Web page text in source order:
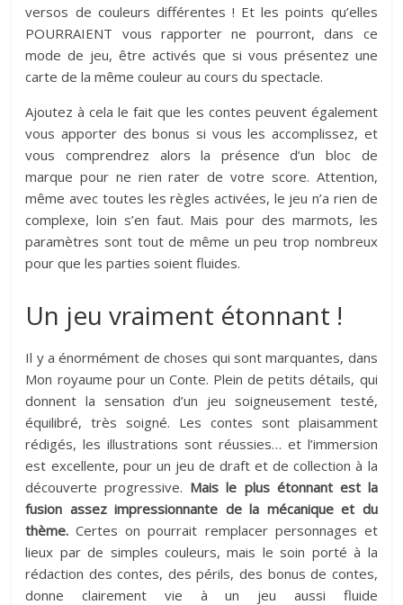
versos de couleurs différentes ! Et les points qu’elles
POURRAIENT vous rapporter ne pourront, dans ce
mode de jeu, être activés que si vous présentez une
carte de la même couleur au cours du spectacle.
Ajoutez à cela le fait que les contes peuvent également
vous apporter des bonus si vous les accomplissez, et
vous comprendrez alors la présence d’un bloc de
marque pour ne rien rater de votre score. Attention,
même avec toutes les règles activées, le jeu n’a rien de
complexe, loin s’en faut. Mais pour des marmots, les
paramètres sont tout de même un peu trop nombreux
pour que les parties soient fluides.
Un jeu vraiment étonnant !
Il y a énormément de choses qui sont marquantes, dans
Mon royaume pour un Conte. Plein de petits détails, qui
donnent la sensation d’un jeu soigneusement testé,
équilibré, très soigné. Les contes sont plaisamment
rédigés, les illustrations sont réussies… et l’immersion
est excellente, pour un jeu de draft et de collection à la
découverte progressive. Mais le plus étonnant est la
fusion assez impressionnante de la mécanique et du
thème. Certes on pourrait remplacer personnages et
lieux par de simples couleurs, mais le soin porté à la
rédaction des contes, des périls, des bonus de contes,
donne clairement vie à un jeu aussi fluide